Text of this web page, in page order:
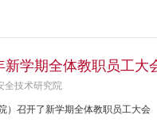
学期全体教职员工大
全技术研究院
）召开了新学期全体教职员工大会